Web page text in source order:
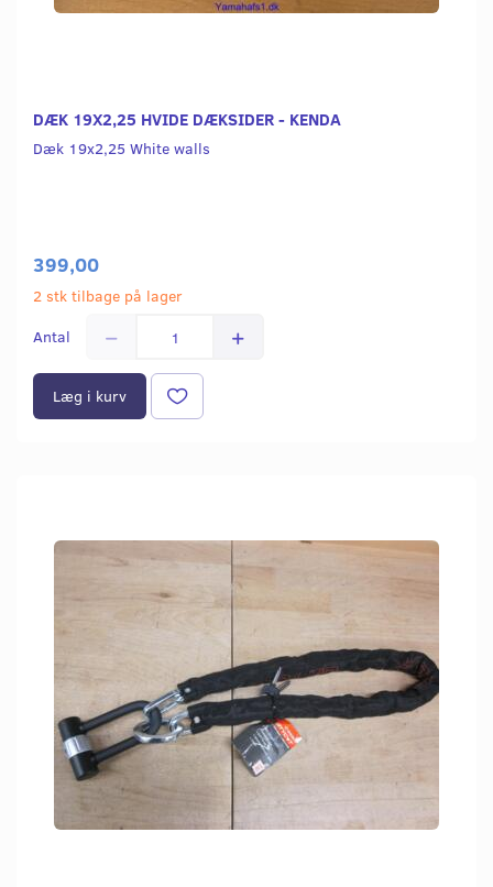
DÆK 19X2,25 HVIDE DÆKSIDER - KENDA
Dæk 19x2,25 White walls
399,00
2 stk tilbage på lager
Antal
Læg i kurv